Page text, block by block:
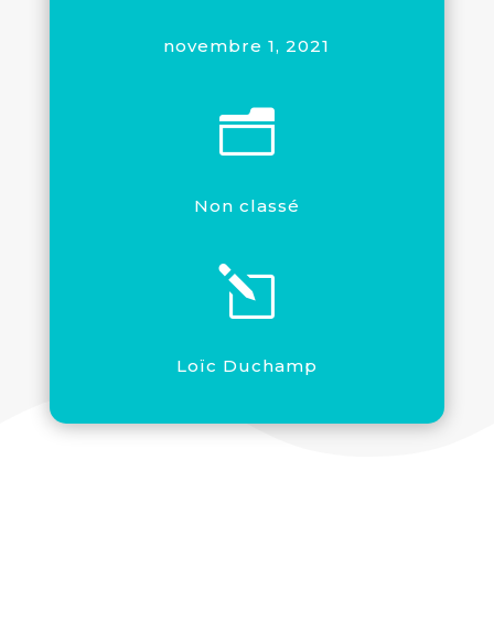
novembre 1, 2021
n
Non classé
l
Loïc Duchamp